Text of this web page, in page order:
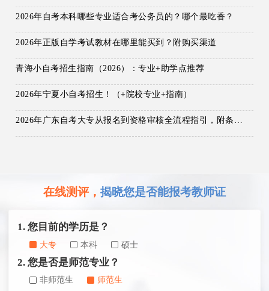
2026年自考本科哪些专业适合考公务员的？哪个最吃香？
2026年正版自学考试教材在哪里能买到？附购买渠道
青海小自考招生指南（2026）：专业+助学点推荐
2026年宁夏小自考招生！（+院校专业+指南）
2026年广东自考大专从报名到资格审核全流程指引，附条件自查清单！
在线测评， 揭晓您是否能报考教师证
1. 您目前的学历是？
大专 本科 硕士
2. 您是否是师范专业？
非师范生 师范生